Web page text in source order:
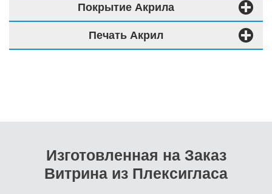
Покрытие Акрила
Печать Акрил
Изготовленная на Заказ
Витрина из Плексигласа